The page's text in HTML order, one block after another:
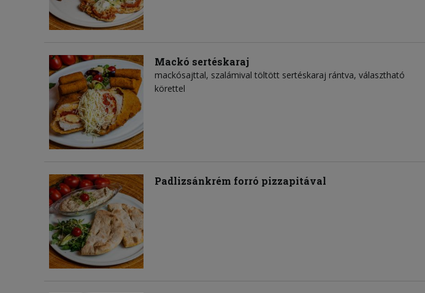
Mackó sertéskaraj
mackósajttal, szalámival töltött sertéskaraj rántva, választható
körettel
Padlizsánkrém forró pizzapitával